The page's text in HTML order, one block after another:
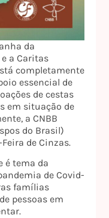
da
a Caritas
completamente
essencial de
de cestas
em situação de
a CNBB
do Brasil)
de Cinzas.
é tema da
de Covid-
famílias
pessoas em